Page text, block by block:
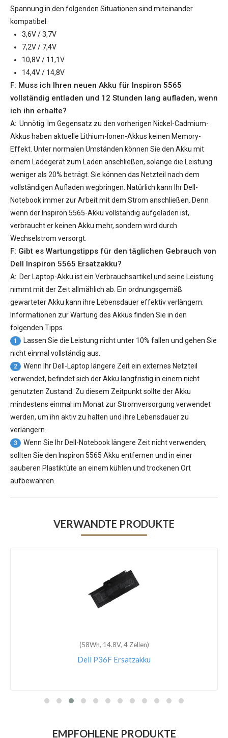
Spannung in den folgenden Situationen sind miteinander
kompatibel.
3,6V / 3,7V
7,2V / 7,4V
10,8V / 11,1V
14,4V / 14,8V
F: Muss ich Ihren neuen Akku für Inspiron 5565
vollständig entladen und 12 Stunden lang aufladen, wenn
ich ihn erhalte?
A: Unnötig. Im Gegensatz zu den vorherigen Nickel-Cadmium-
Akkus haben aktuelle Lithium-Ionen-Akkus keinen Memory-
Effekt. Unter normalen Umständen können Sie den Akku mit
einem Ladegerät zum Laden anschließen, solange die Leistung
weniger als 20% beträgt. Sie können das Netzteil nach dem
vollständigen Aufladen wegbringen. Natürlich kann Ihr Dell-
Notebook immer zur Arbeit mit dem Strom anschließen. Denn
wenn der Inspiron 5565-Akku vollständig aufgeladen ist,
verbraucht er keinen Akku mehr, sondern wird durch
Wechselstrom versorgt.
F: Gibt es Wartungstipps für den täglichen Gebrauch von
Dell Inspiron 5565 Ersatzakku?
A: Der Laptop-Akku ist ein Verbrauchsartikel und seine Leistung
nimmt mit der Zeit allmählich ab. Ein ordnungsgemäß
gewarteter Akku kann ihre Lebensdauer effektiv verlängern.
Informationen zur Wartung des Akkus finden Sie in den
folgenden Tipps.
1
Lassen Sie die Leistung nicht unter 10% fallen und gehen Sie
nicht einmal vollständig aus.
2
Wenn Ihr Dell-Laptop längere Zeit ein externes Netzteil
verwendet, befindet sich der Akku langfristig in einem nicht
genutzten Zustand. Zu diesem Zeitpunkt sollte der Akku
mindestens einmal im Monat zur Stromversorgung verwendet
werden, um ihn aktiv zu halten und ihre Lebensdauer zu
verlängern.
3
Wenn Sie Ihr Dell-Notebook längere Zeit nicht verwenden,
sollten Sie den Inspiron 5565 Akku entfernen und in einer
sauberen Plastiktüte an einem kühlen und trockenen Ort
aufbewahren.
VERWANDTE PRODUKTE
(58Wh, 14.8V, 4 Zellen)
Dell P36F Ersatzakku
EMPFOHLENE PRODUKTE